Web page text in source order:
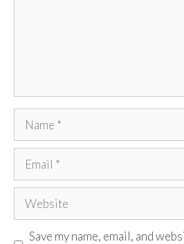
Name
Email
Website
Save my name, email, and